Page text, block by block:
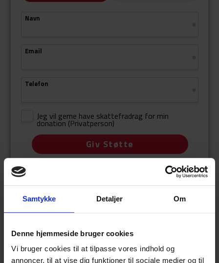
Samtykke Detaljer Om
Denne hjemmeside bruger cookies
Vi bruger cookies til at tilpasse vores indhold og
annoncer, til at vise dig funktioner til sociale medier og til